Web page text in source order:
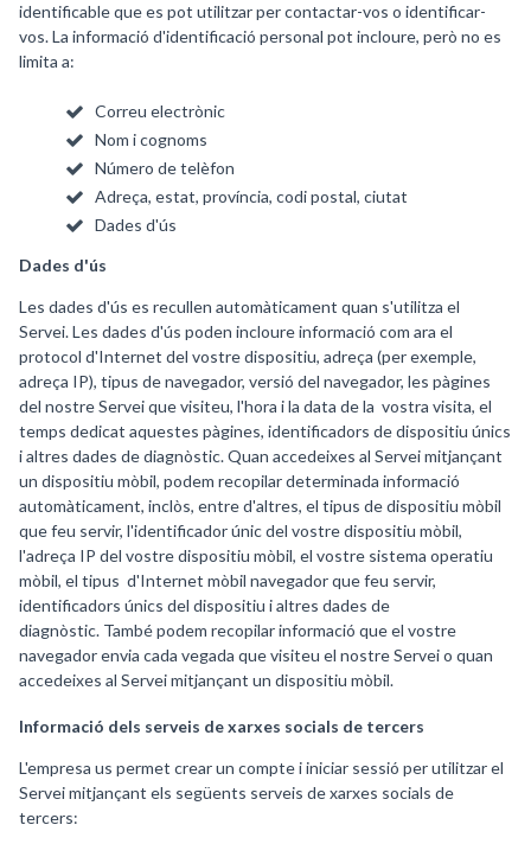
identificable que es pot utilitzar per contactar-vos o identificar-
vos. La informació d'identificació personal pot incloure, però no es
limita a:
Correu electrònic
Nom i cognoms
Número de telèfon
Adreça, estat, província, codi postal, ciutat
Dades d'ús
Dades d'ús
Les dades d'ús es recullen automàticament quan s'utilitza el
Servei. Les dades d'ús poden incloure informació com ara el
protocol d'Internet del vostre dispositiu, adreça (per exemple,
adreça IP), tipus de navegador, versió del navegador, les pàgines
del nostre Servei que visiteu, l'hora i la data de la vostra visita, el
temps dedicat aquestes pàgines, identificadors de dispositiu únics
i altres dades de diagnòstic. Quan accedeixes al Servei mitjançant
un dispositiu mòbil, podem recopilar determinada informació
automàticament, inclòs, entre d'altres, el tipus de dispositiu mòbil
que feu servir, l'identificador únic del vostre dispositiu mòbil,
l'adreça IP del vostre dispositiu mòbil, el vostre sistema operatiu
mòbil, el tipus d'Internet mòbil navegador que feu servir,
identificadors únics del dispositiu i altres dades de
diagnòstic. També podem recopilar informació que el vostre
navegador envia cada vegada que visiteu el nostre Servei o quan
accedeixes al Servei mitjançant un dispositiu mòbil.
Informació dels serveis de xarxes socials de tercers
L'empresa us permet crear un compte i iniciar sessió per utilitzar el
Servei mitjançant els següents serveis de xarxes socials de
tercers: